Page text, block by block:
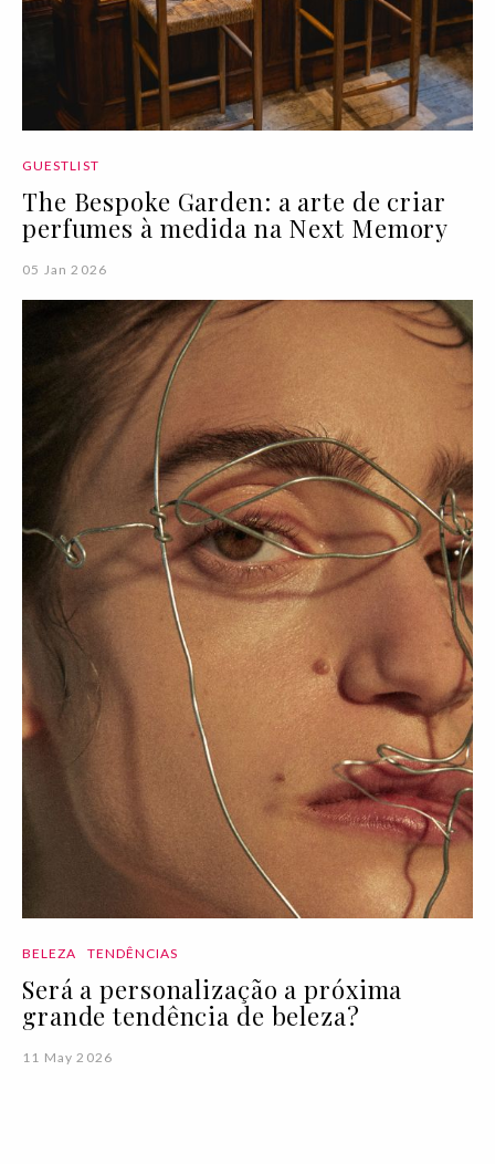
GUESTLIST
The Bespoke Garden: a arte de criar
perfumes à medida na Next Memory
05 Jan 2026
BELEZA TENDÊNCIAS
Será a personalização a próxima
grande tendência de beleza?
11 May 2026